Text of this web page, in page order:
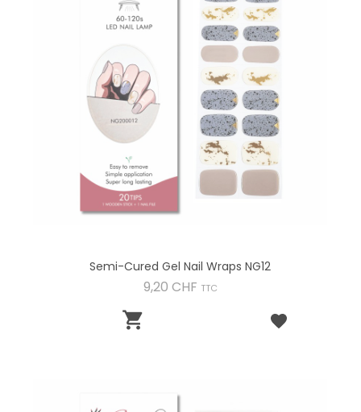
Semi-Cured Gel Nail Wraps NG12
9,20 CHF Preis
TTC
